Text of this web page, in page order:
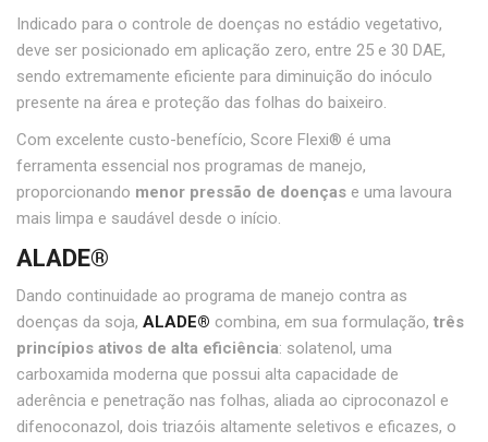
Indicado para o controle de doenças no estádio vegetativo,
deve ser posicionado em aplicação zero, entre 25 e 30 DAE,
sendo extremamente eficiente para diminuição do inóculo
presente na área e proteção das folhas do baixeiro.
Com excelente custo-benefício, Score Flexi® é uma
ferramenta essencial nos programas de manejo,
proporcionando menor pressão de doenças e uma lavoura
mais limpa e saudável desde o início.
ALADE®
Dando continuidade ao programa de manejo contra as
doenças da soja, ALADE® combina, em sua formulação, três
princípios ativos de alta eficiência: solatenol, uma
carboxamida moderna que possui alta capacidade de
aderência e penetração nas folhas, aliada ao ciproconazol e
difenoconazol, dois triazóis altamente seletivos e eficazes, o